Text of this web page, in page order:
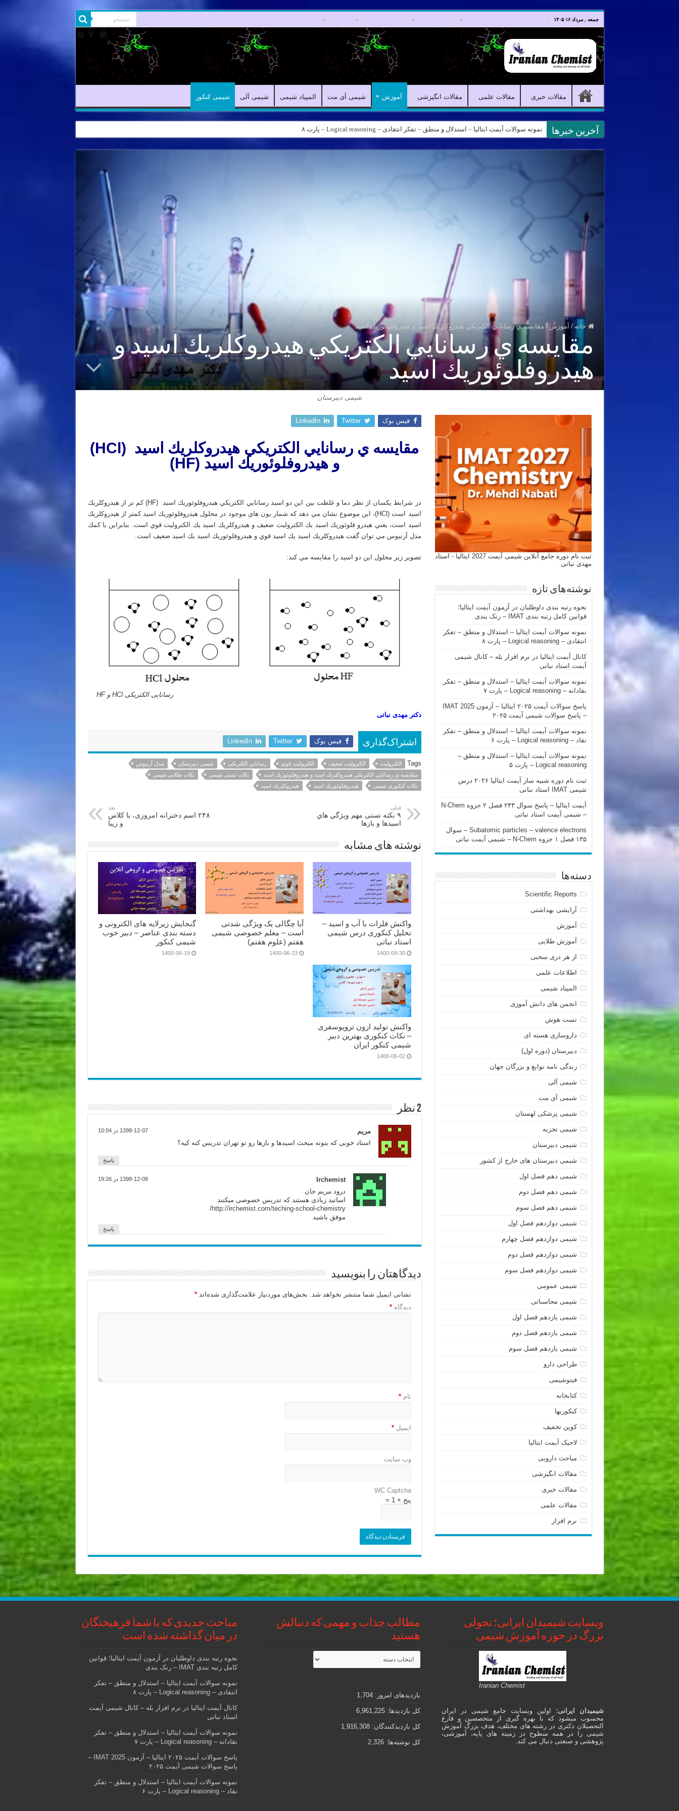
جمعه , مرداد ۱۶ ۱۴۰۵
مقالات خبری مقالات علمی مقالات انگیزشی آموزش شیمی آی مت المپیاد شیمی شیمی آلی شیمی کنکور
آخرین خبرها کانال آیمت ایتالیا در نرم افزار بله – کانال شیمی آیمت استاد نباتی
خانه / آموزش / مقايسه ي رسانايي الكتريكي هيدروكلريك اسيد و هيدروفلوئوريك اسيد
مقايسه ي رسانايي الكتريكي هيدروكلريك اسيد و
هيدروفلوئوريك اسيد
شیمی دبیرستان
فیس بوک Twitter
LinkedIn
مقايسه ي رسانايي الكتريكي هيدروكلريك اسيد (
HCl
)
و هيدروفلوئوريك اسيد (
HF
)
در شرايط يكسان از نظر دما و غلظت بين اين دو اسيد رسانايي الكتريكي هيدروفلوئوريك اسيد (HF) كم تر از هيدروكلريك
اسيد است (HCl)، اين موضوع نشان مي دهد كه شمار يون هاي موجود در محلول هيدروفلوئوريك اسيد كمتر از هيدروكلريك
اسيد است، يعني هيدرو فلوئوريك اسيد يك الكتروليت ضعيف و هيدروكلريك اسيد يك الكتروليت قوي است. بنابراين با كمك
مدل آرنيوس مي توان گفت هيدروكلريك اسيد يك اسيد قوي و هيدروفلوئوريك اسيد يك اسيد ضعيف است.
تصوير زير محلول اين دو اسيد را مقايسه مي كند:
رسانایی الکتریکی HCl و HF
دکتر مهدی نباتی
اشتراک‌گذاری فیس بوک Twitter
LinkedIn
Tags الكتروليت الكتروليت ضعيف الكتروليت قوی رسانايي الكتريكي شیمی دبیرستان
مدل آرنيوس
مقايسه ي رسانايي الكتريكي هيدروكلريك اسيد و هيدروفلوئوريك اسيد
نکات تستی شیمی
نکات طلایی شیمی
نکات کنکوری شیمی
هيدروفلوئوريك اسيد هيدروكلريك اسيد
قبلی
۹ نكته تستی مهم ويژگي هاي
اسيدها و بازها
بعد
۲۴۸ اسم دخترانه امروزی، با کلاس
و زیبا
نوشته های مشابه
واکنش فلزات با آب و اسید –
تحلیل کنکوری درس شیمی
استاد نباتی
1400-09-30
آیا چگالی یک ویژگی شدتی
است – معلم خصوصی شیمی
هفتم (علوم هفتم)
1400-06-23
گنجایش زیرلایه های الکترونی و
دسته بندی عناصر – دبیر خوب
شیمی کنکور
1400-06-19
واکنش تولید ازون تروپوسفری
– نکات کنکوری بهترین دبیر
شیمی کنکور ایران
1400-06-02
2 نظر
مریم 1398-12-07 در 10:04
استاد خوبی که بتونه مبحث اسیدها و بازها رو تو تهران تدریس کنه کیه؟
پاسخ
Irchemist 1398-12-08 در 19:26
درود مریم جان
اساتید زیادی هستند که تدریس خصوصی میکنند
http://irchemist.com/teching-school-chemistry/
موفق باشید
پاسخ
دیدگاهتان را بنویسید
نشانی ایمیل شما منتشر نخواهد شد. بخش‌های موردنیاز علامت‌گذاری شده‌اند*
دیدگاه*
نام*
ایمیل*
وب‌ سایت
WC Captcha
پنج + 1 =
ثبت نام دوره جامع آنلاین شیمی آیمت 2027 ایتالیا - استاد
مهدی نباتی
نوشته‌های تازه
نحوه رتبه بندی داوطلبان در آزمون آیمت ایتالیا؛
قوانین کامل رتبه بندی IMAT – رنک بندی
نمونه سوالات آیمت ایتالیا – استدلال و منطق – تفکر
انتقادی – Logical reasoning – پارت ۸
کانال آیمت ایتالیا در نرم افزار بله – کانال شیمی
آیمت استاد نباتی
نمونه سوالات آیمت ایتالیا – استدلال و منطق – تفکر
نقادانه – Logical reasoning – پارت ۷
پاسخ سوالات آیمت ۲۰۲۵ ایتالیا – آزمون IMAT 2025
– پاسخ سوالات شیمی آیمت ۲۰۲۵
نمونه سوالات آیمت ایتالیا – استدلال و منطق – تفکر
نقاد – Logical reasoning – پارت ۶
نمونه سوالات آیمت ایتالیا – استدلال و منطق –
Logical reasoning – پارت ۵
ثبت نام دوره شبیه ساز آیمت ایتالیا ۲۰۲۶ درس
شیمی IMAT استاد نباتی
آیمت ایتالیا – پاسخ سوال ۲۴۳ فصل ۲ جزوه N-Chem
– شیمی آیمت استاد نباتی
Subatomic particles – valence electrons – سوال
۱۳۵ فصل ۱ جزوه N-Chem – شیمی آیمت نباتی
دسته‌ها
Scientific Reports
آرایشی بهداشتی
آموزش
آموزش طلایی
از هر دری سخنی
اطلاعات علمی
المپیاد شیمی
انجمن های دانش آموزی
تست هوش
داروسازی هسته ای
دبیرستان (دوره اول)
زندگی نامه نوابغ و بزرگان جهان
شیمی آلی
شیمی آی مت
شیمی پزشکی لهستان
شیمی تجزیه
شیمی دبیرستان
شیمی دبیرستان های خارج از کشور
شیمی دهم فصل اول
شیمی دهم فصل دوم
شیمی دهم فصل سوم
شیمی دوازدهم فصل اول
شیمی دوازدهم فصل چهارم
شیمی دوازدهم فصل دوم
شیمی دوازدهم فصل سوم
شیمی عمومی
شیمی محاسباتی
شیمی یازدهم فصل اول
شیمی یازدهم فصل دوم
شیمی یازدهم فصل سوم
طراحی دارو
فیتوشیمی
کتابخانه
کنکوریها
کوپن تخفیف
لاجیک آیمت ایتالیا
مباحث دارویی
مقالات انگیزشی
مقالات خبری
مقالات علمی
نرم افزار
وبسایت شیمیدان ایرانی؛ تحولی
بزرگ در حوزه آموزش شیمی
Iranian Chemist
شیمیدان ایرانی؛ اولین وبسایت جامع شیمی در ایران
محسوب میشود که با بهره گیری از متخصصین و فارغ
التحصیلان دکتری در رشته های مختلف، هدف بزرگ آموزش
شیمی را در همه سطوح در زمینه های پایه، آموزشی،
پژوهشی و صنعتی دنبال می کند.
مطالب جذاب و مهمی که دنبالش
هستید
مطالب
جذاب
و
که
دنبالش
هستید
بازدیدهای امروز: 1,704
کل بازدیدها: 6,961,225
کل بازدیدکنند‌گان: 1,916,308
کل نوشته‌ها: 2,326
مباحث جدیدی که با شما فرهیختگان
در میان گذاشته شده است
نحوه رتبه بندی داوطلبان در آزمون آیمت ایتالیا؛ قوانین
کامل رتبه بندی IMAT – رنک بندی
نمونه سوالات آیمت ایتالیا – استدلال و منطق – تفکر
انتقادی – Logical reasoning – پارت ۸
کانال آیمت ایتالیا در نرم افزار بله – کانال شیمی آیمت
استاد نباتی
نمونه سوالات آیمت ایتالیا – استدلال و منطق – تفکر
نقادانه – Logical reasoning – پارت ۷
پاسخ سوالات آیمت ۲۰۲۵ ایتالیا – آزمون IMAT 2025 –
پاسخ سوالات شیمی آیمت ۲۰۲۵
نمونه سوالات آیمت ایتالیا – استدلال و منطق – تفکر
نقاد – Logical reasoning – پارت ۶